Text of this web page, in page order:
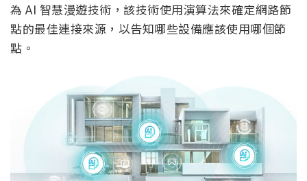
為 AI 智慧漫遊技術，該技術使用演算法來確定網路節
點的最佳連接來源，以告知哪些設備應該使用哪個節
點。